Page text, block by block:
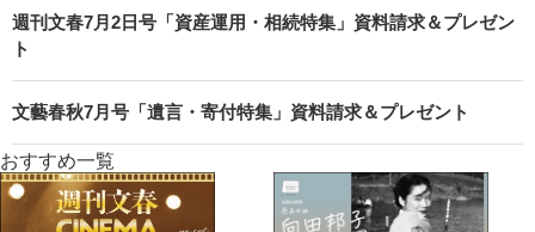
週刊文春7月2日号「資産運用・相続特集」資料請求＆プレゼン
ト
文藝春秋7月号「遺言・寄付特集」資料請求＆プレゼント
おすすめ一覧